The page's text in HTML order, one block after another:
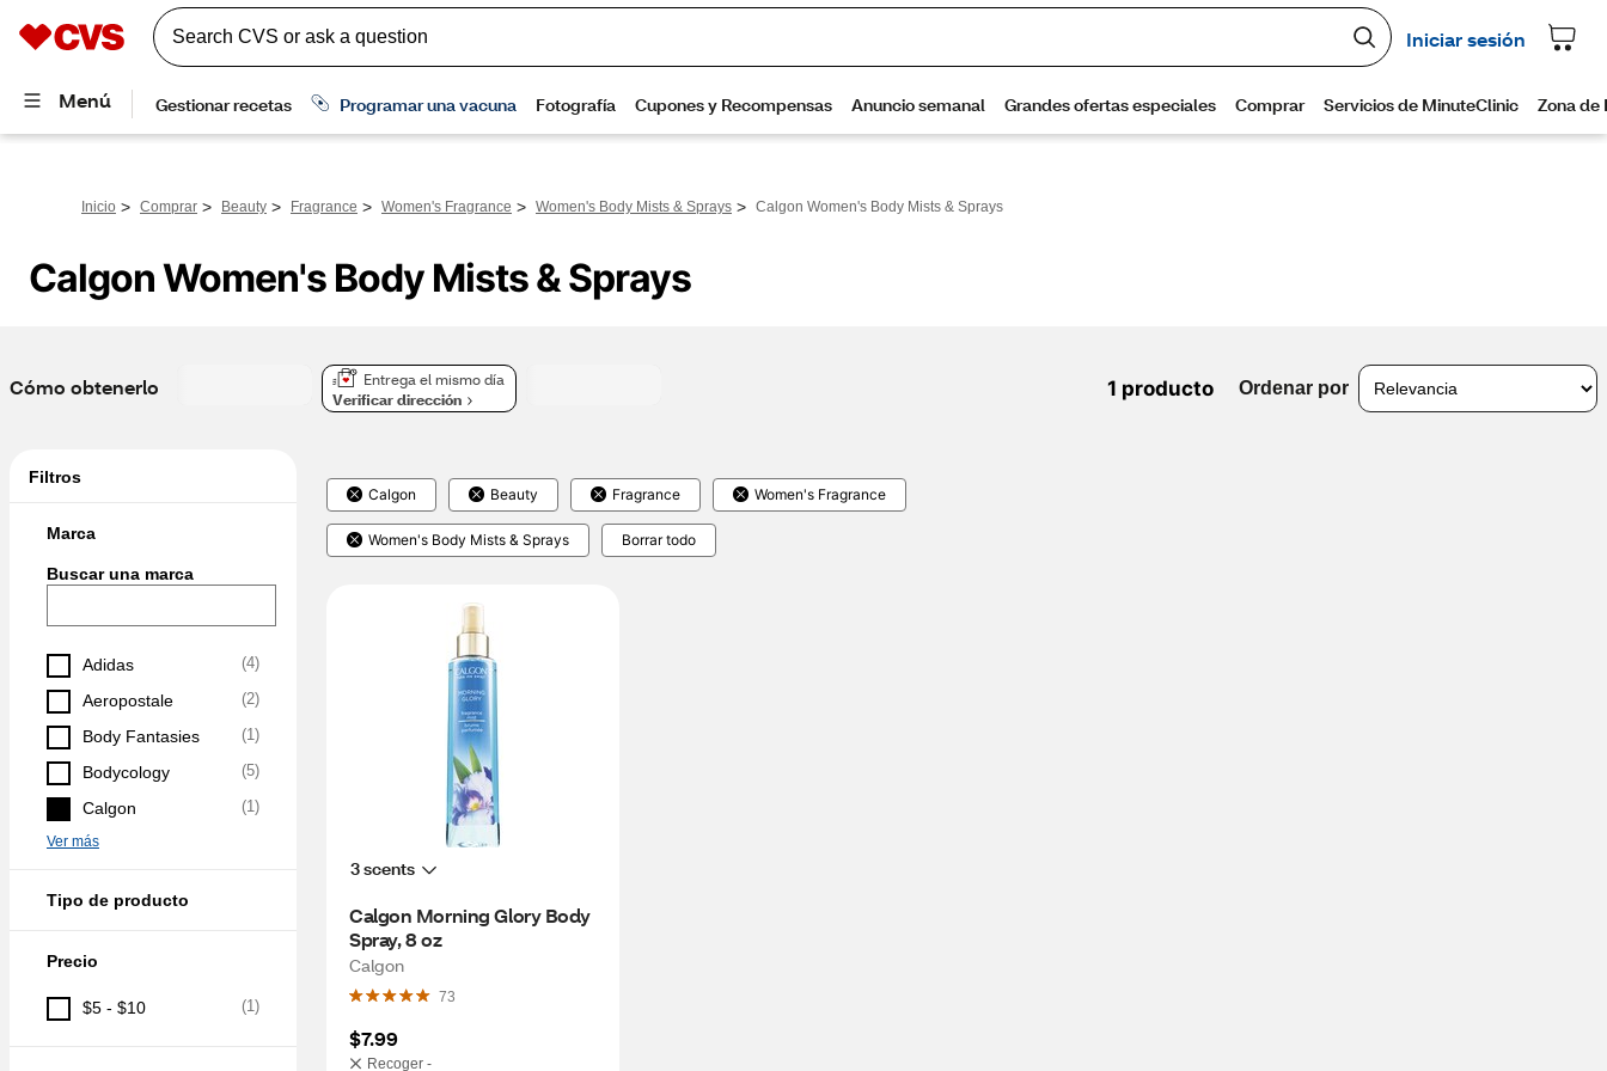
Inicio > Comprar > Beauty > Fragrance > Women's Fragrance > Women's Body Mists & Sprays​ > Calgon Women's Body Mists & Sprays​
Calgon Women's Body Mists & Sprays​
Cómo obtenerlo
Entrega el mismo día
Verificar dirección
1 producto Ordenar por
Filtros
Marca
Buscar una marca
Adidas (4)
Aeropostale (2)
Body Fantasies (1)
Bodycology (5)
Calgon (1)
Ver más
Tipo de producto
Precio
$5 - $10 (1)
Calgon Beauty Fragrance Women's Fragrance
Women's Body Mists & Sprays​ Borrar todo
3 scents
Calgon Morning Glory Body
Spray, 8 oz
Calgon
73
$7.99
Recoger -